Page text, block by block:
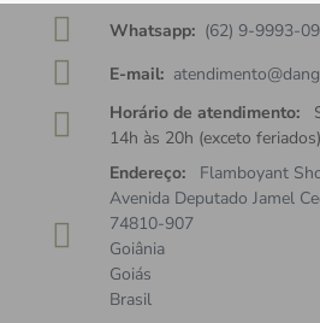
Whatsapp: (62) 9-9993-
E-mail:
Horário de atendimento:
14h às 20h (exceto feriados)
Endereço:
Flamboyant
Avenida Deputado Jamel
74810-907
Goiânia
Goiás
Brasil